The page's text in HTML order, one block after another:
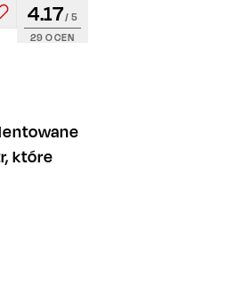
4.17/ 5
29 OCEN
które